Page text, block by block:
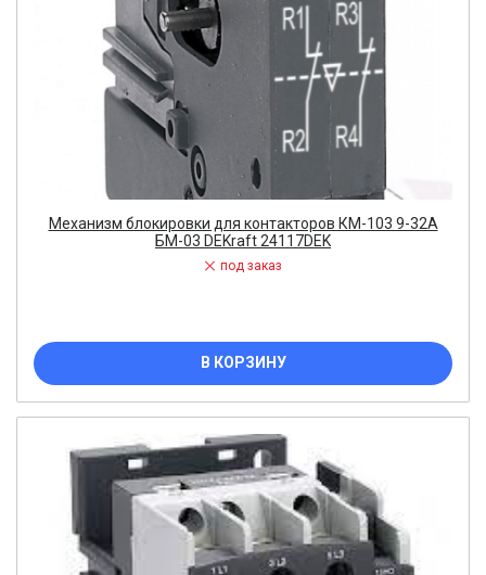
Механизм блокировки для контакторов КМ-103 9-32А
БМ-03 DEKraft 24117DEK
под заказ
В КОРЗИНУ